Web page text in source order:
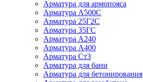
Арматура для армопояса
Арматура A500С
Арматура 25Г2С
Арматура 35ГС
Арматура А240
Арматура А400
Арматура Ст3
Арматура для бани
Арматура для бетонирования